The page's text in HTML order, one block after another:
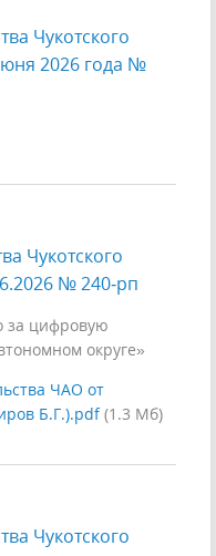
Чукотского
2026 года №
Чукотского
№ 240‑рп
за цифровую
округе»
ЧАО от
Б.Г.).pdf(1.3 Мб)
Чукотского